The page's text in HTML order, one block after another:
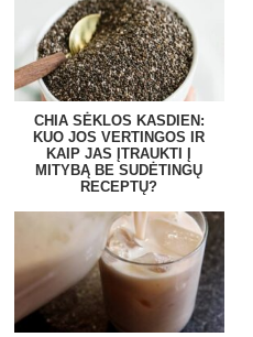
CHIA SĖKLOS KASDIEN:
KUO JOS VERTINGOS IR
KAIP JAS ĮTRAUKTI Į
MITYBĄ BE SUDĖTINGŲ
RECEPTŲ?